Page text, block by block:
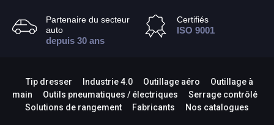
Partenaire du secteur
auto
depuis 30 ans
Certifiés
ISO 9001
Tip dresser Industrie 4.0 Outillage aéro
Outillage à
main
Outils pneumatiques / électriques
Serrage contrôlé
Solutions de rangement
Fabricants Nos catalogues